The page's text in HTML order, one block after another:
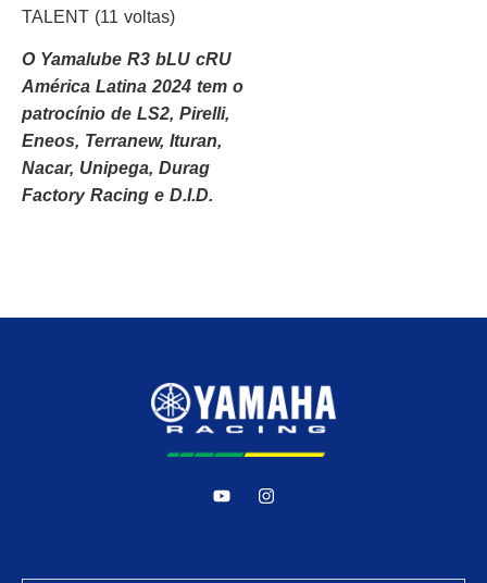
TALENT (11 voltas)
O Yamalube R3 bLU cRU
América Latina 2024 tem o
patrocínio de LS2, Pirelli,
Eneos, Terranew, Ituran,
Nacar, Unipega, Durag
Factory Racing e D.I.D.